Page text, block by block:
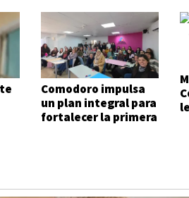
Comodoro impulsa
un plan integral para
fortalecer la primera